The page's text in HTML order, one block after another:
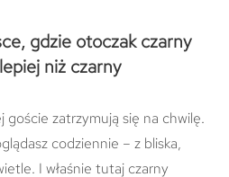
gdzie otoczak czarny
niż czarny
zatrzymują się na chwilę.
codziennie – z bliska,
I właśnie tutaj czarny